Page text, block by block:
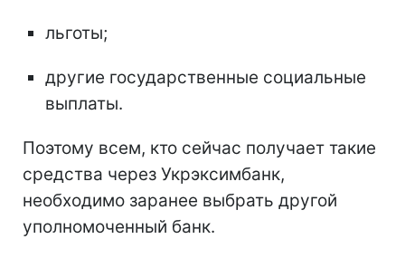
льготы;
другие государственные социальные
выплаты.
Поэтому всем, кто сейчас получает такие
средства через Укрэксимбанк,
необходимо заранее выбрать другой
уполномоченный банк.